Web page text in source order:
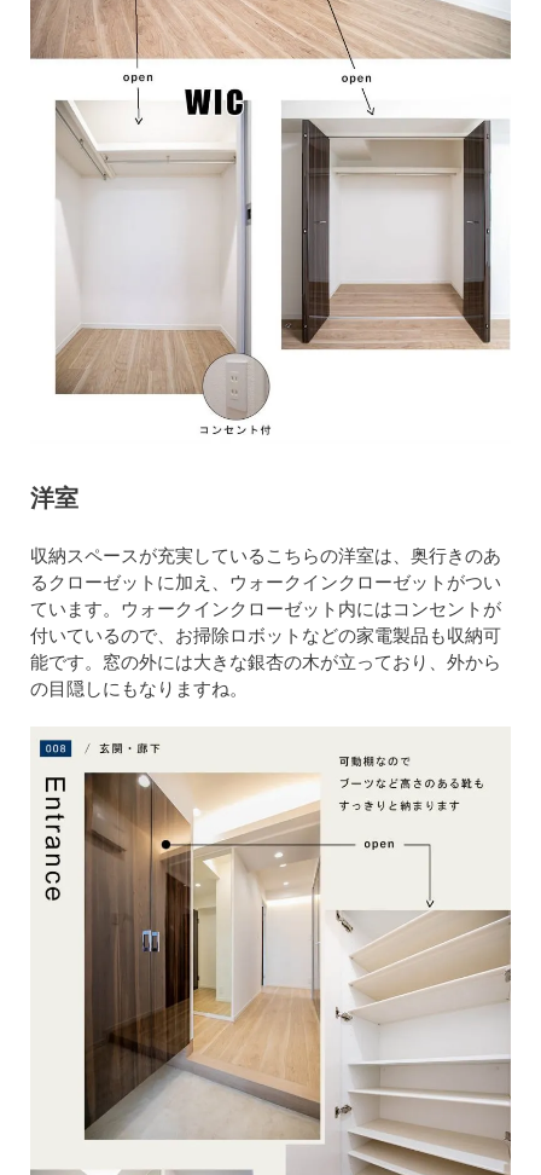
洋室
収納スペースが充実しているこちらの洋室は、奥行きのあ
るクローゼットに加え、ウォークインクローゼットがつい
ています。ウォークインクローゼット内にはコンセントが
付いているので、お掃除ロボットなどの家電製品も収納可
能です。窓の外には大きな銀杏の木が立っており、外から
の目隠しにもなりますね。